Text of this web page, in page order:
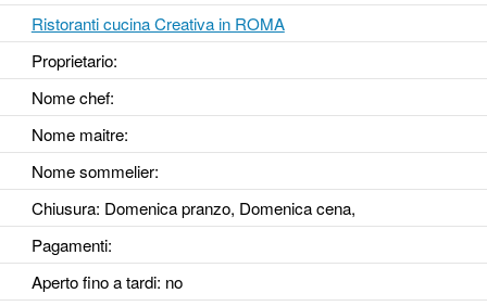
Ristoranti cucina Creativa in ROMA
Proprietario:
Nome chef:
Nome maitre:
Nome sommelier:
Chiusura: Domenica pranzo, Domenica cena,
Pagamenti:
Aperto fino a tardi: no